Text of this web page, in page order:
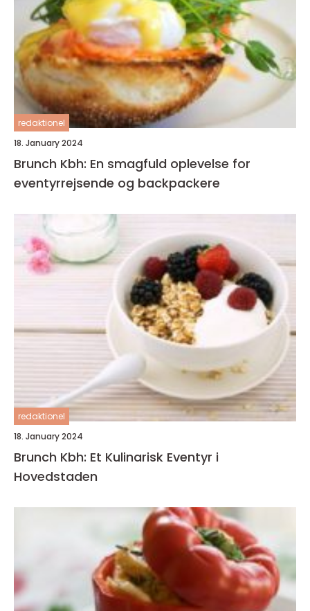
redaktionel
18. January 2024
Brunch Kbh: En smagfuld oplevelse for
eventyrrejsende og backpackere
redaktionel
18. January 2024
Brunch Kbh: Et Kulinarisk Eventyr i
Hovedstaden